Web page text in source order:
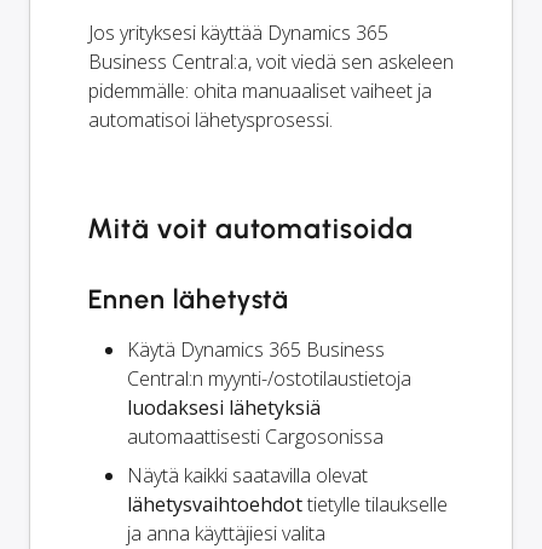
Jos yrityksesi käyttää Dynamics 365
Business Central:a, voit viedä sen askeleen
pidemmälle: ohita manuaaliset vaiheet ja
automatisoi lähetysprosessi.
Mitä voit automatisoida
Ennen lähetystä
Käytä Dynamics 365 Business
Central:n myynti-/ostotilaustietoja
luodaksesi lähetyksiä
automaattisesti Cargosonissa
Näytä kaikki saatavilla olevat
lähetysvaihtoehdottietylle tilaukselle
ja anna käyttäjiesi valita